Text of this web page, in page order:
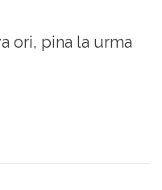
ori, pina la urma